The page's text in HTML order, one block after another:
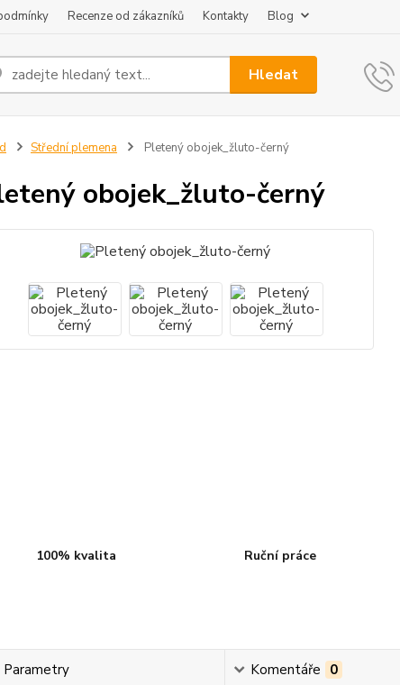
Recenze od zákazníků Kontakty Blog
Hledat
Střední plemena Pletený obojek_žluto-černý
obojek_žluto-černý
100% kvalita Ruční práce
Parametry Komentáře 0